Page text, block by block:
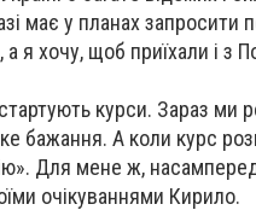
має у планах запросити
я хочу, щоб приїхали і з
курси. Зараз ми
бажання. А коли курс
Для мене ж,
очікуваннями Кирило.